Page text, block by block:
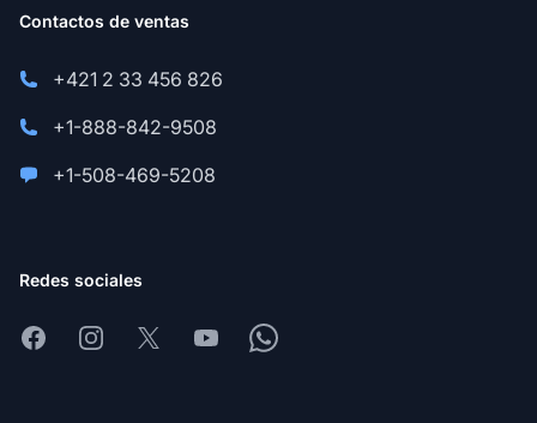
Contactos de ventas
+421 2 33 456 826
+1-888-842-9508
+1-508-469-5208
Redes sociales
FacebookInstagram
X YoutubeWhatsapp